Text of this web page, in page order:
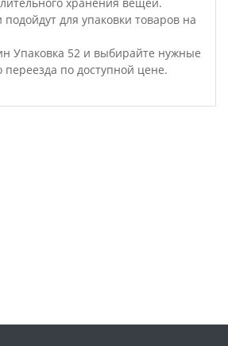
для упаковки товаров на
Упаковка 52 и выбирайте нужные
переезда по доступной цене.